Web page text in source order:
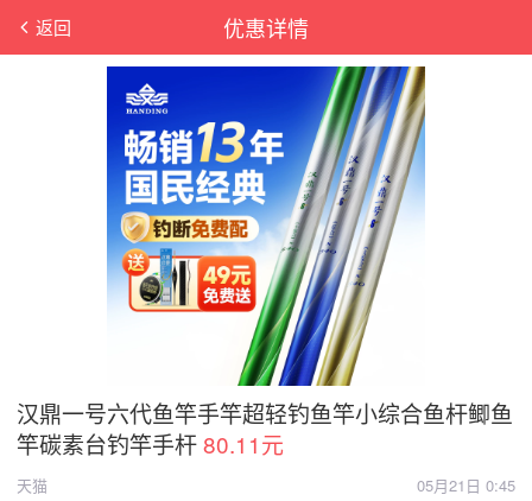
优惠详情
返回
汉鼎一号六代鱼竿手竿超轻钓鱼竿小综合鱼杆鲫鱼
竿碳素台钓竿手杆80.11元
天猫
05月21日 0:45